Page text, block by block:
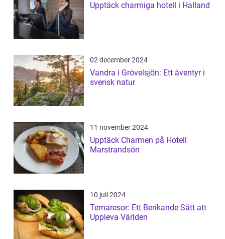
Upptäck charmiga hotell i Halland
02 december 2024
Vandra i Grövelsjön: Ett äventyr i
svensk natur
11 november 2024
Upptäck Charmen på Hotell
Marstrandsön
10 juli 2024
Temaresor: Ett Berikande Sätt att
Uppleva Världen